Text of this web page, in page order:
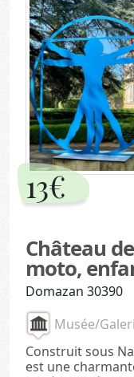
13€
Château
moto,
Domazan 30390
Musée/
Construit sous
est une